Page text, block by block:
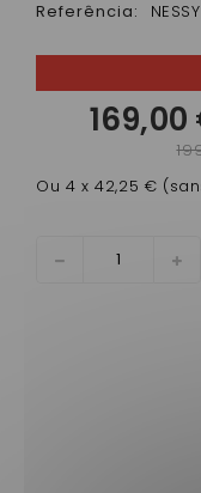
Referência:
169,00
Ou 4 x 42,25 €